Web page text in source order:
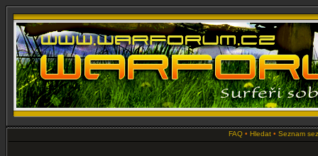
FAQ • Hledat • Seznam